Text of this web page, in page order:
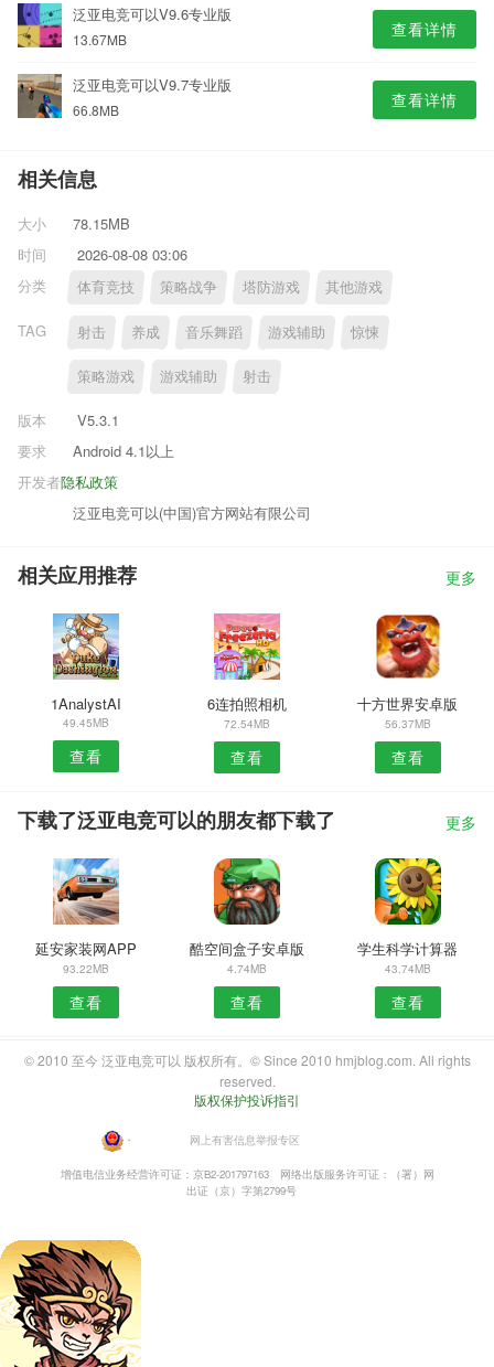
泛亚电竞可以V9.6专业版
13.67MB 查看详情
泛亚电竞可以V9.7专业版
66.8MB 查看详情
相关信息
大小
78.15MB
时间
2026-08-08 03:06
分类
体育竞技 策略战争 塔防游戏 其他游戏
TAG 射击 养成 音乐舞蹈 游戏辅助 惊悚
策略游戏 游戏辅助 射击
版本
V5.3.1
要求
Android 4.1以上
隐私政策
开发者
泛亚电竞可以(中国)官方网站有限公司
相关应用推荐 更多
1AnalystAI
49.45MB
查看
6连拍照相机
72.54MB
查看
十方世界安卓版
56.37MB
查看
下载了泛亚电竞可以的朋友都下载了 更多
延安家装网APP
93.22MB
查看
酷空间盒子安卓版
4.74MB
查看
学生科学计算器
43.74MB
查看
© 2010 至今 泛亚电竞可以 版权所有。© Since 2010 hmjblog.com. All rights
reserved.
版权保护投诉指引
・ 网上有害信息举报专区
增值电信业务经营许可证：京B2-201797163
网络出版服务许可证：（署）网
出证（京）字第2799号